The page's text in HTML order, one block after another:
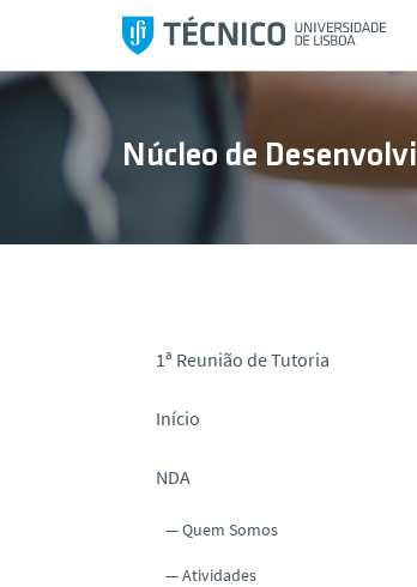
l
Núcleo de
1ª Reunião de Tutoria
Início
NDA
Quem Somos
Atividades